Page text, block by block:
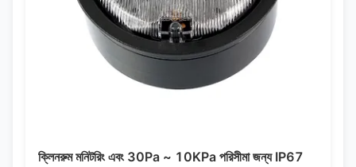
ক্লিনরুম মনিটরিং এবং 30Pa ~ 10KPa পরিসীমা জন্য IP67